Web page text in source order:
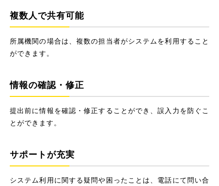
複数人で共有可能
所属機関の場合は、複数の担当者がシステムを利用すること
ができます。
情報の確認・修正
提出前に情報を確認・修正することができ、誤入力を防ぐこ
とができます。
サポートが充実
システム利用に関する疑問や困ったことは、電話にて問い合